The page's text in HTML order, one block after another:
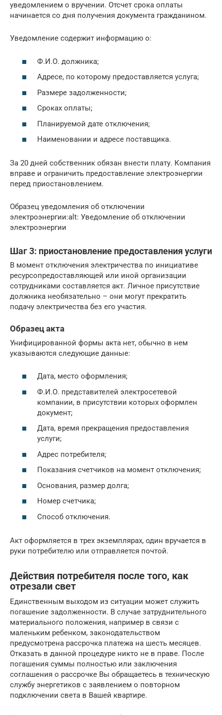
уведомлением о вручении. Отсчет срока оплаты
начинается со дня получения документа гражданином.
Уведомление содержит информацию о:
Ф.И.О. должника;
Адресе, по которому предоставляется услуга;
Размере задолженности;
Сроках оплаты;
Планируемой дате отключения;
Наименовании и адресе поставщика.
За 20 дней собственник обязан внести плату. Компания
вправе и ограничить предоставление электроэнергии
перед приостановлением.
Образец уведомления об отключении
электроэнергии:alt: Уведомление об отключении
электроэнергии
Шаг 3: приостановление предоставления услуги
В момент отключения электричества по инициативе
ресурсопредоставляющей или иной организации
сотрудниками составляется акт. Личное присутствие
должника необязательно – они могут прекратить
подачу электричества без его участия.
Образец акта
Унифицированной формы акта нет, обычно в нем
указываются следующие данные:
Дата, место оформления;
Ф.И.О. представителей электросетевой
компании, в присутствии которых оформлен
документ;
Дата, время прекращения предоставления
услуги;
Адрес потребителя;
Показания счетчиков на момент отключения;
Основания, размер долга;
Номер счетчика;
Способ отключения.
Акт оформляется в трех экземплярах, один вручается в
руки потребителю или отправляется почтой.
Действия потребителя после того, как
отрезали свет
Единственным выходом из ситуации может служить
погашение задолженности. В случае затруднительного
материального положения, например в связи с
маленьким ребенком, законодательством
предусмотрена рассрочка платежа на шесть месяцев.
Отказать в данной процедуре никто не в праве. После
погашения суммы полностью или заключения
соглашения о рассрочке Вы обращаетесь в техническую
службу энергетиков с заявлением о повторном
подключении света в Вашей квартире.